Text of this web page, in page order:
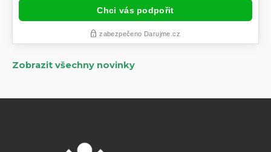
Zobrazit všechny novinky